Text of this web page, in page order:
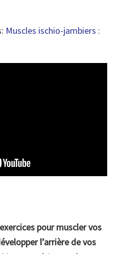
Muscles ischio-jambiers :
exercices pour muscler vos
l’arrière de vos